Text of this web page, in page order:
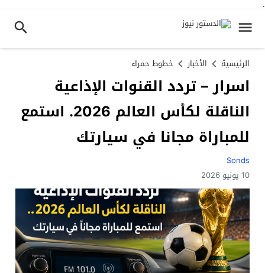
.
الرئيسية الأخبار خطوط حمراء
اسرار – تردد القنوات الإذاعية
الناقلة لكأس العالم 2026. استمع
للمباراة مجانا في سيارتك
Sonds
10 يونيو 2026